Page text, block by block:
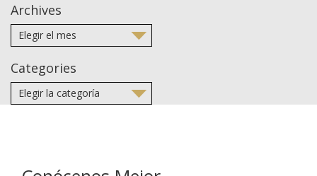
Archives
Categories